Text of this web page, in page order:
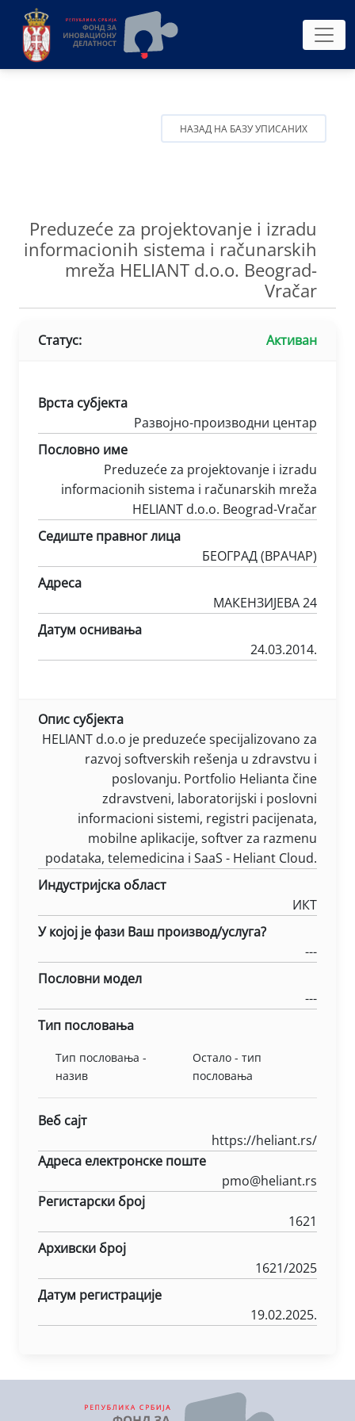
НАЗАД НА БАЗУ УПИСАНИХ
Preduzeće za projektovanje i izradu
informacionih sistema i računarskih
mreža HELIANT d.o.o. Beograd-
Vračar
Статус: Активан
Врста субјекта
Развојно-производни центар
Пословно име
Preduzeće za projektovanje i izradu
informacionih sistema i računarskih mreža
HELIANT d.o.o. Beograd-Vračar
Седиште правног лица
БЕОГРАД (ВРАЧАР)
Адреса
МАКЕНЗИЈЕВА 24
Датум оснивања
24.03.2014.
Опис субјекта
HELIANT d.o.o je preduzeće specijalizovano za
razvoj softverskih rešenja u zdravstvu i
poslovanju. Portfolio Helianta čine
zdravstveni, laboratorijski i poslovni
informacioni sistemi, registri pacijenata,
mobilne aplikacije, softver za razmenu
podataka, telemedicina i SaaS - Heliant Cloud.
Индустријска област
ИКТ
У којој је фази Ваш производ/услуга?
---
Пословни модел
---
Тип пословања
Тип пословања -
назив
Остало - тип
пословања
Веб сајт
https://heliant.rs/
Адреса електронске поште
pmo@heliant.rs
Регистарски број
1621
Архивски број
1621/2025
Датум регистрације
19.02.2025.